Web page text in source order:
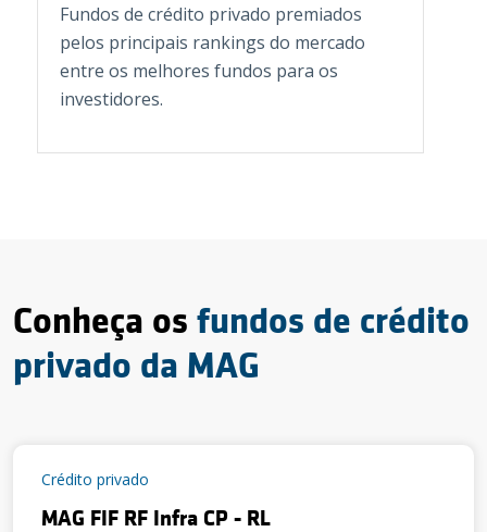
Fundos de crédito privado premiados
pelos principais rankings do mercado
entre os melhores fundos para os
investidores.
Conheça os fundos de crédito
privado da MAG
Crédito privado
MAG FIF RF Infra CP - RL